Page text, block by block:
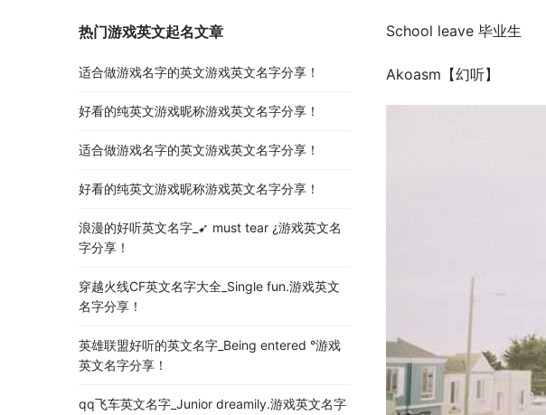
School leave 毕业生
Akoasm【幻听】
热门游戏英文起名文章
适合做游戏名字的英文游戏英文名字分享！
好看的纯英文游戏昵称游戏英文名字分享！
适合做游戏名字的英文游戏英文名字分享！
好看的纯英文游戏昵称游戏英文名字分享！
浪漫的好听英文名字_➹ must tear ¿游戏英文名
字分享！
穿越火线CF英文名字大全_Single fun.游戏英文
名字分享！
英雄联盟好听的英文名字_Being entered °游戏
英文名字分享！
qq飞车英文名字_Junior dreamily.游戏英文名字